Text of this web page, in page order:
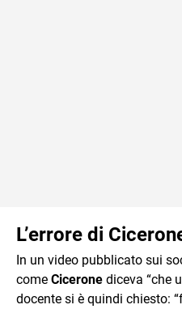
L’errore di
In un video pubblicato sui
come Cicerone diceva “che
docente si è quindi chiesto: